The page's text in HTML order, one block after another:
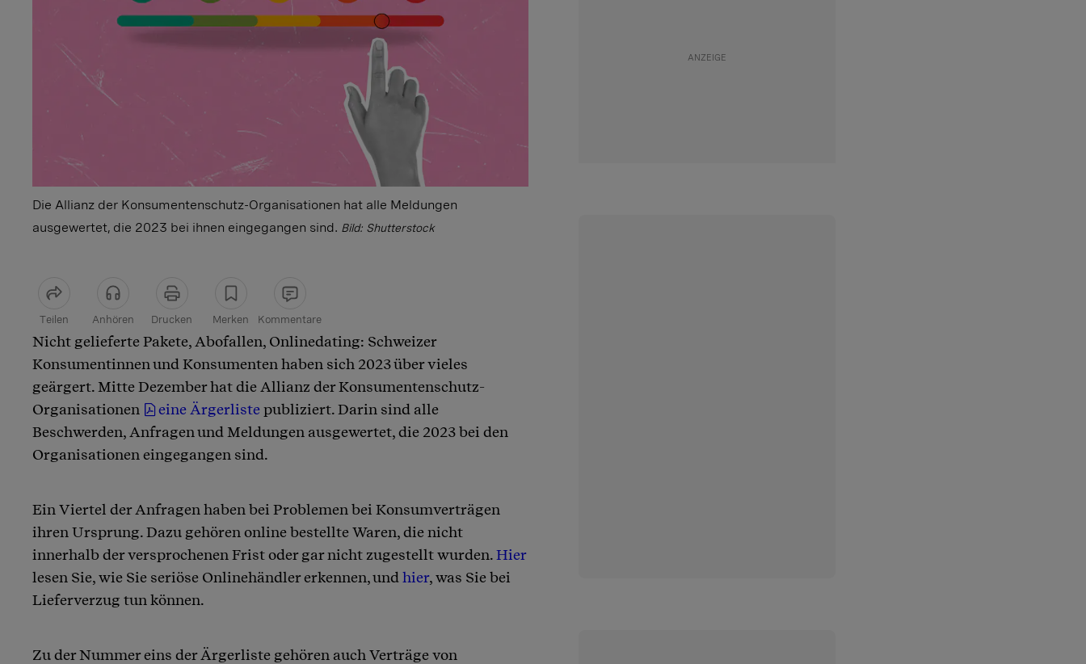
Die Allianz der Konsumentenschutz-Organisationen hat alle Meldungen
ausgewertet, die 2023 bei ihnen eingegangen sind. Bild: Shutterstock
Teilen Anhören Drucken Merken Kommentare
Artikel teilen
Nicht gelieferte Pakete, Abofallen, Onlinedating: Schweizer
Konsumentinnen und Konsumenten haben sich 2023 über vieles
geärgert. Mitte Dezember hat die Allianz der Konsumentenschutz-
Organisationen
eine Ärgerlistepubliziert. Darin sind alle
Beschwerden, Anfragen und Meldungen ausgewertet, die 2023 bei den
Organisationen eingegangen sind.
Ein Viertel der Anfragen haben bei Problemen bei Konsumverträgen
ihren Ursprung. Dazu gehören online bestellte Waren, die nicht
innerhalb der versprochenen Frist oder gar nicht zugestellt wurden.Hier
lesen Sie, wie Sie seriöse Onlinehändler erkennen, und hier, was Sie bei
Lieferverzug tun können.
Zu der Nummer eins der Ärgerliste gehören auch Verträge von